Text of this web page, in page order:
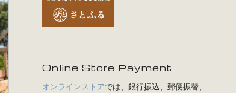
Online Store Payment
オンラインストアでは、銀行振込、郵便振替、